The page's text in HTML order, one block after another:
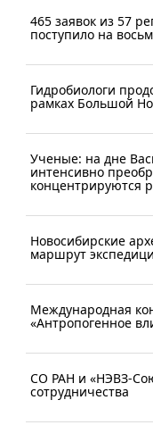
465 заявок из 57
поступило на
Гидробиологи
рамках Большой
Ученые: на дне
интенсивно
концентрируются
Новосибирские
маршрут
Международная
«Антропогенное
СО РАН и «НЭВЗ-
сотрудничества